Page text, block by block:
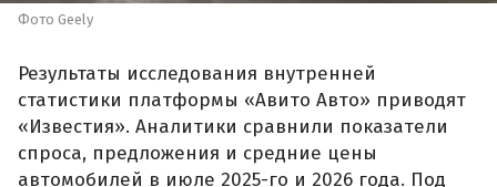
Фото Geely
Результаты исследования внутренней
статистики платформы «Авито Авто» приводят
«Известия». Аналитики сравнили показатели
спроса, предложения и средние цены
автомобилей в июле 2025-го и 2026 года. Под